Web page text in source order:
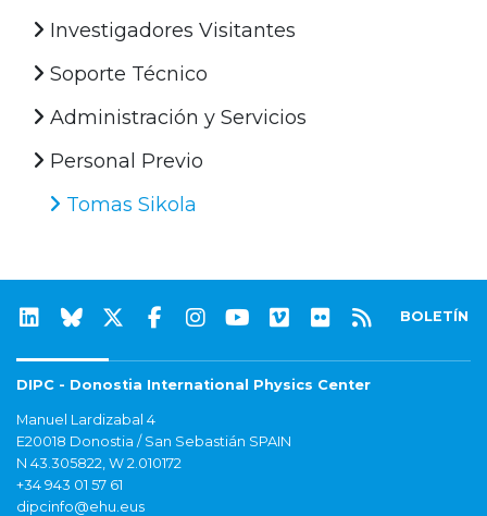
Investigadores Visitantes
Soporte Técnico
Administración y Servicios
Personal Previo
Tomas Sikola
BOLETÍN
DIPC - Donostia International Physics Center
Manuel Lardizabal 4
E20018 Donostia / San Sebastián SPAIN
N 43.305822, W 2.010172
+34 943 01 57 61
dipcinfo@ehu.eus